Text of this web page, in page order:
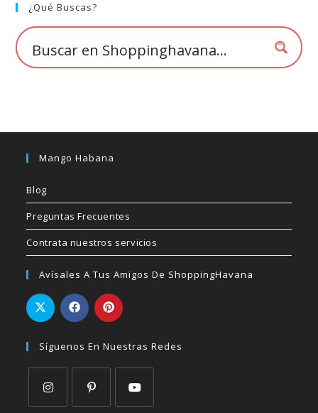
¿Qué Buscas?
Mango Habana
Blog
Preguntas Frecuentes
Contrata nuestros servicios
Avísales A Tus Amigos De ShoppingHavana
Síguenos En Nuestras Redes